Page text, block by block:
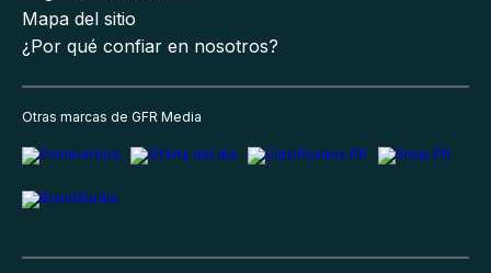
Mapa del sitio
¿Por qué confiar en nosotros?
Otras marcas de GFR Media